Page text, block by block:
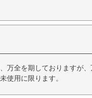
万全を期しておりますが
使用に限ります。